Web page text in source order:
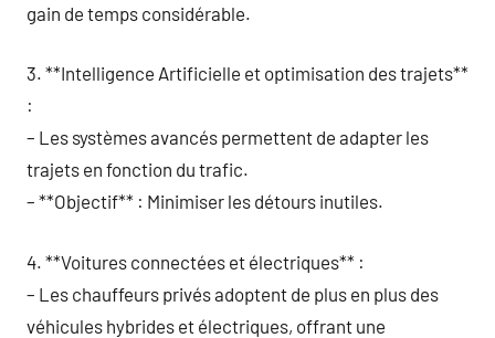
gain de temps considérable.
3. **Intelligence Artificielle et optimisation des trajets**
:
– Les systèmes avancés permettent de adapter les
trajets en fonction du trafic.
– **Objectif** : Minimiser les détours inutiles.
4. **Voitures connectées et électriques** :
– Les chauffeurs privés adoptent de plus en plus des
véhicules hybrides et électriques, offrant une